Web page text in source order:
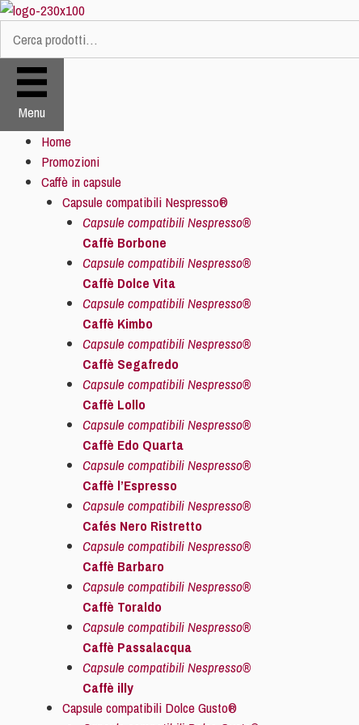
Vai
contenuto
Cerca:
Menu
Home
Promozioni
Caffè in capsule
Capsule compatibili Nespresso®
Capsule compatibili Nespresso®
Caffè Borbone
Capsule compatibili Nespresso®
Caffè Dolce Vita
Capsule compatibili Nespresso®
Caffè Kimbo
Capsule compatibili Nespresso®
Caffè Segafredo
Capsule compatibili Nespresso®
Caffè Lollo
Capsule compatibili Nespresso®
Caffè Edo Quarta
Capsule compatibili Nespresso®
Caffè l’Espresso
Capsule compatibili Nespresso®
Cafés Nero Ristretto
Capsule compatibili Nespresso®
Caffè Barbaro
Capsule compatibili Nespresso®
Caffè Toraldo
Capsule compatibili Nespresso®
Caffè Passalacqua
Capsule compatibili Nespresso®
Caffè illy
Capsule compatibili Dolce Gusto®